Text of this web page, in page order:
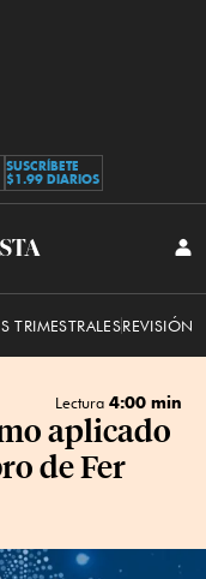
SUSCRÍBETE
$1.99 DIARIOS
TRIMESTRALESREVISIÓN
Lectura 4:00 min
aplicado
de Fer